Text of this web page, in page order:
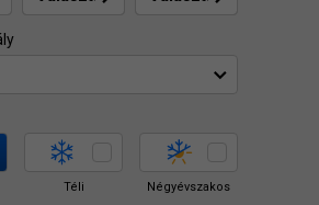
Téli Négyévszakos